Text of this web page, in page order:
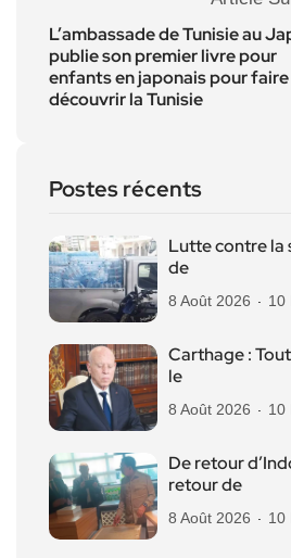
L’ambassade de Tunisie au
publie son premier livre pour
enfants en japonais pour faire
découvrir la Tunisie
Postes récents
Lutte contre la
de
8 Août 2026 10
Carthage :
le
8 Août 2026 10
De retour
retour de
8 Août 2026 10